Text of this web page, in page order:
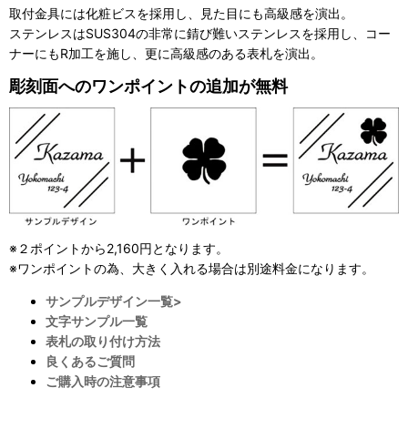
取付金具には化粧ビスを採用し、見た目にも高級感を演出。
ステンレスはSUS304の非常に錆び難いステンレスを採用し、コー
ナーにもR加工を施し、更に高級感のある表札を演出。
彫刻面へのワンポイントの追加が無料
※２ポイントから2,160円となります。
※ワンポイントの為、大きく入れる場合は別途料金になります。
サンプルデザイン一覧>
文字サンプル一覧
表札の取り付け方法
良くあるご質問
ご購入時の注意事項